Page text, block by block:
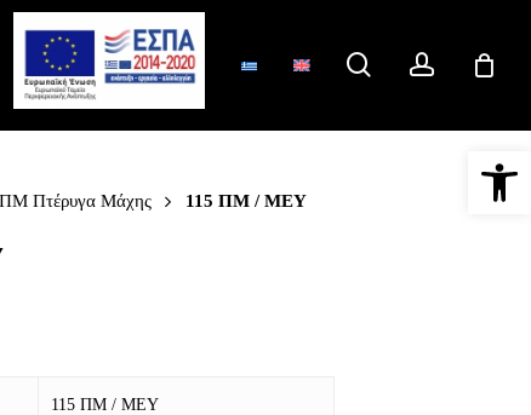
searchaccount
Πτέρυγα Μάχης 115 ΠΜ / ΜΕΥ
115 ΠΜ / ΜΕΥ